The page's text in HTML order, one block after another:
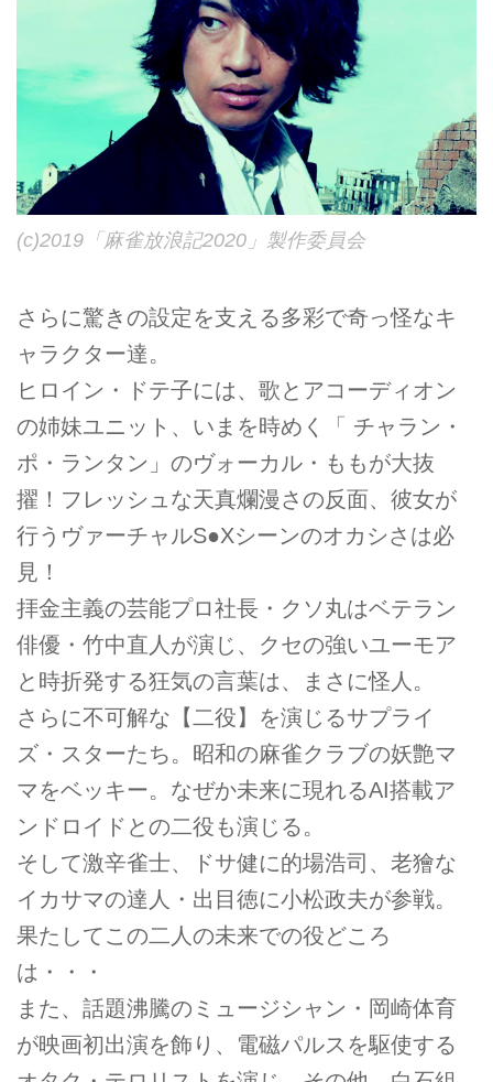
(c)2019「麻雀放浪記2020」製作委員会
さらに驚きの設定を支える多彩で奇っ怪なキ
ャラクター達。
ヒロイン・ドテ子には、歌とアコーディオン
の姉妹ユニット、いまを時めく「 チャラン・
ポ・ランタン」のヴォーカル・ももが大抜
擢！フレッシュな天真爛漫さの反面、彼女が
行うヴァーチャルS●Xシーンのオカシさは必
見！
拝金主義の芸能プロ社長・クソ丸はベテラン
俳優・竹中直人が演じ、クセの強いユーモア
と時折発する狂気の言葉は、まさに怪人。
さらに不可解な【二役】を演じるサプライ
ズ・スターたち。昭和の麻雀クラブの妖艶マ
マをベッキー。なぜか未来に現れるAI搭載ア
ンドロイドとの二役も演じる。
そして激辛雀士、ドサ健に的場浩司、老獪な
イカサマの達人・出目徳に小松政夫が参戦。
果たしてこの二人の未来での役どころ
は・・・
また、話題沸騰のミュージシャン・岡崎体育
が映画初出演を飾り、電磁パルスを駆使する